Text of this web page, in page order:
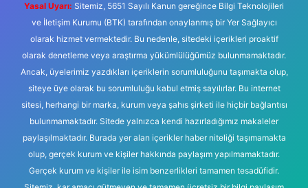
Yasal Uyarı: Sitemiz, 5651 Sayılı Kanun gereğince Bilgi Teknolojileri
ve İletişim Kurumu (BTK) tarafından onaylanmış bir Yer Sağlayıcı
olarak hizmet vermektedir. Bu nedenle, sitedeki içerikleri proaktif
olarak denetleme veya araştırma yükümlülüğümüz bulunmamaktadır.
Ancak, üyelerimiz yazdıkları içeriklerin sorumluluğunu taşımakta olup,
siteye üye olarak bu sorumluluğu kabul etmiş sayılırlar. Bu internet
sitesi, herhangi bir marka, kurum veya şahıs şirketi ile hiçbir bağlantısı
bulunmamaktadır. Sitede yalnızca kendi hazırladığımız makaleler
paylaşılmaktadır. Burada yer alan içerikler haber niteliği taşımamakta
olup, gerçek kurum ve kişiler hakkında paylaşım yapılmamaktadır.
Gerçek kurum ve kişiler ile isim benzerlikleri tamamen tesadüfidir.